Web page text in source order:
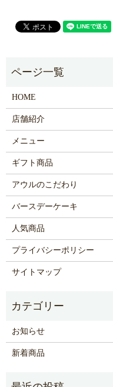
HOME
店舗紹介
メニュー
ギフト商品
アウルのこだわり
バースデーケーキ
人気商品
プライバシーポリシー
サイトマップ
お知らせ
新着商品